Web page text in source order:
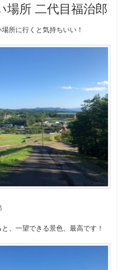
場所 二代目福治郎
所に行くと気持ちいい！
、一望できる景色、最高です！